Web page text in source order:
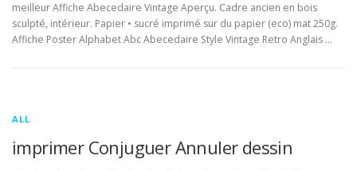
meilleur Affiche Abecedaire Vintage Aperçu. Cadre ancien en bois
sculpté, intérieur. Papier • sucré imprimé sur du papier (eco) mat 250g.
Affiche Poster Alphabet Abc Abecedaire Style Vintage Retro Anglais …
ALL
imprimer Conjuguer Annuler dessin